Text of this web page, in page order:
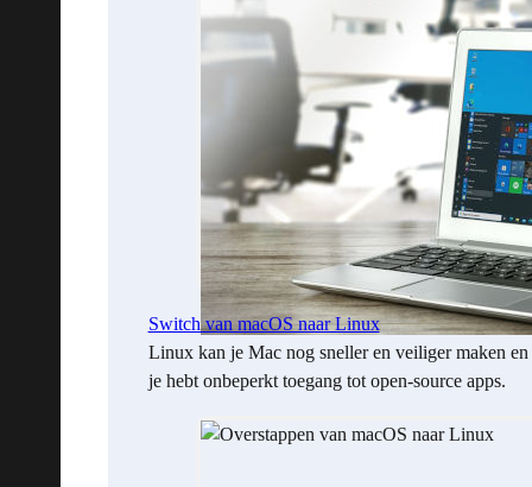
Switch van macOS naar Linux
Linux kan je Mac nog sneller en veiliger maken en
je hebt onbeperkt toegang tot open-source apps.